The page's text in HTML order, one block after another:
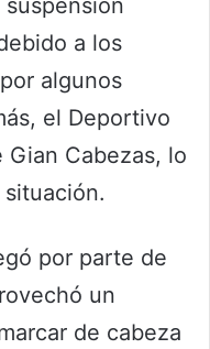
a los
algunos
el Deportivo
Cabezas, lo
por parte de
un
de cabeza